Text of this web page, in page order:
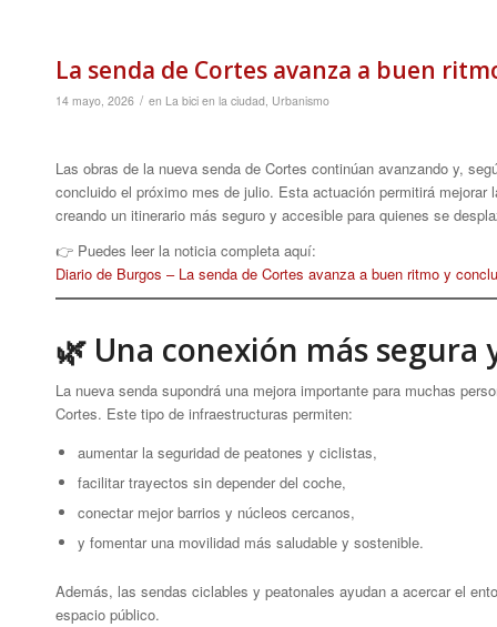
La senda de Cortes avanza a buen
14 mayo, 2026 / en La bici en la ciudad Urbanismo
Las obras de la nueva senda de Cortes continúan avanzando y,
concluido el próximo mes de julio. Esta actuación permitirá
creando un itinerario más seguro y accesible para quienes se
👉 Puedes leer la noticia completa aquí:
Diario de Burgos – La senda de Cortes avanza a buen ritmo y
🌿 Una conexión más segura
La nueva senda supondrá una mejora importante para muchas
Cortes. Este tipo de infraestructuras permiten:
aumentar la seguridad de peatones y ciclistas,
facilitar trayectos sin depender del coche,
conectar mejor barrios y núcleos cercanos,
y fomentar una movilidad más saludable y sostenible.
Además, las sendas ciclables y peatonales ayudan a acercar el
espacio público.